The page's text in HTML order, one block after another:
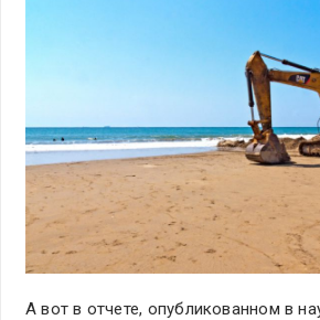
А вот в отчете, опубликованном в